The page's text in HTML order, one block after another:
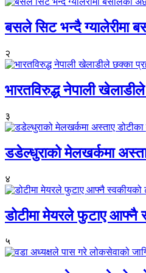
बसले सिट भन्दै ग्यालेरीमा
२
भारतविरुद्ध नेपाली
३
डडेल्धुराको मेलखर्कमा
४
डोटीमा मेयरले फुटाए आफ्नै
५